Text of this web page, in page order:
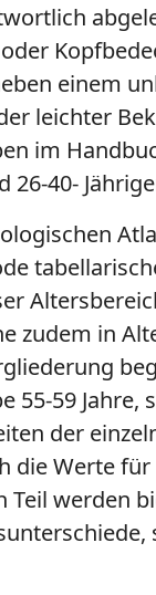
einem
leichter
im
26-40-
zudem in
55-59
der
die Werte für
Teil werden